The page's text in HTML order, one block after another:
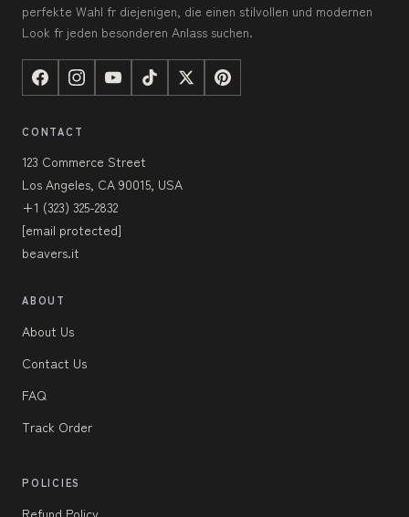
perfekte Wahl fr diejenigen, die einen stilvollen und modernen
Look fr jeden besonderen Anlass suchen.
CONTACT
123 Commerce Street
Los Angeles, CA 90015, USA
+1 (323) 325-2832
[email protected]
beavers.it
ABOUT
About Us
Contact Us
FAQ
Track Order
POLICIES
Refund Policy